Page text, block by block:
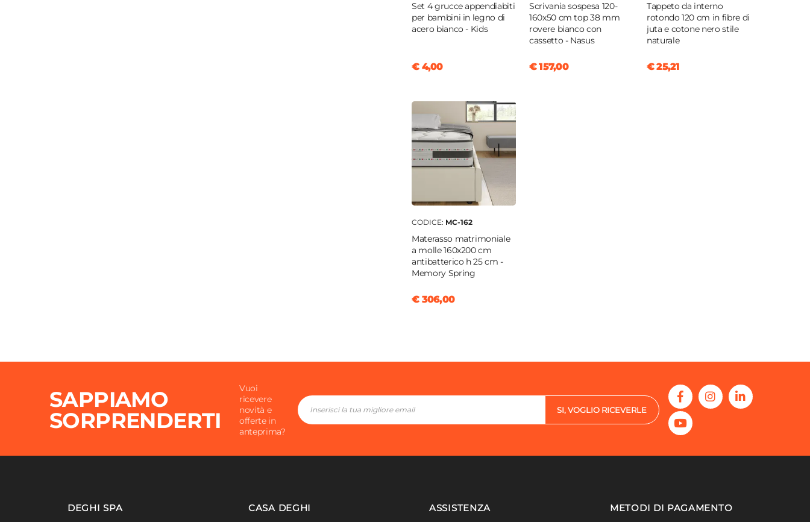
Set 4 grucce appendiabiti
per bambini in legno di
acero bianco - Kids
€ 4,00
Scrivania sospesa 120-
160x50 cm top 38 mm
rovere bianco con
cassetto - Nasus
€ 157,00
Tappeto da interno
rotondo 120 cm in fibre di
juta e cotone nero stile
naturale
€ 25,21
CODICE: MC-162
Materasso matrimoniale
a molle 160x200 cm
antibatterico h 25 cm -
Memory Spring
€ 306,00
SAPPIAMO
SORPRENDERTI
Vuoi
ricevere
novità e
offerte in
anteprima?
SI, VOGLIO RICEVERLE
DEGHI SPA CASA DEGHI ASSISTENZA METODI DI PAGAMENTO